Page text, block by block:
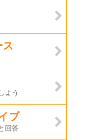
ス
よう
ブ
回答